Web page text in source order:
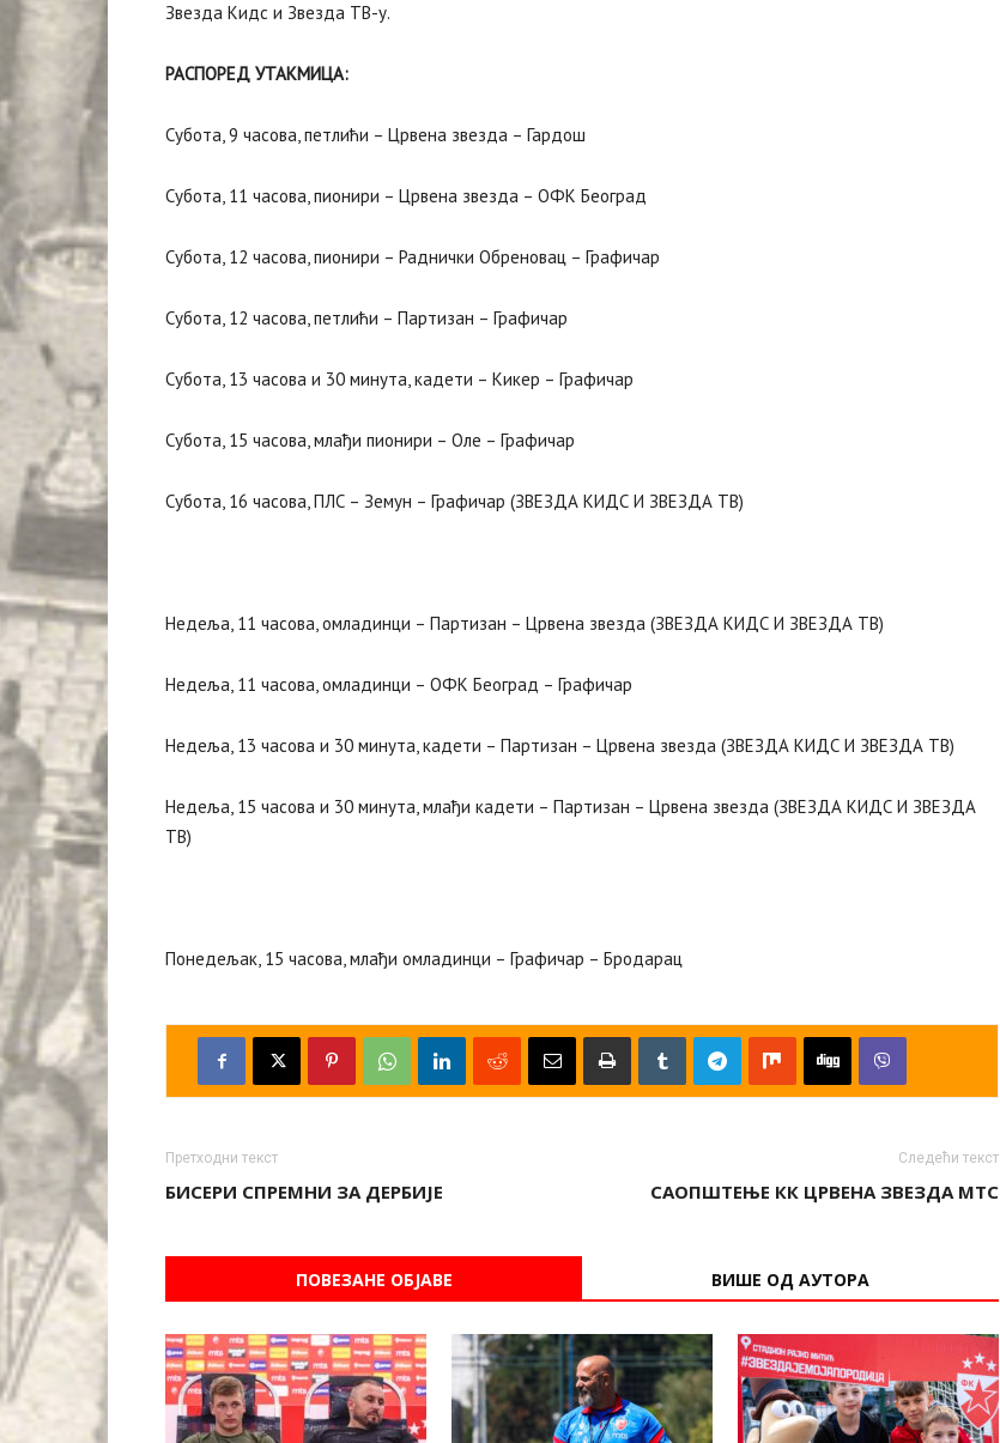
Звезда Кидс и Звезда ТВ-у.
РАСПОРЕД УТАКМИЦА:
Субота, 9 часова, петлићи – Црвена звезда – Гардош
Субота, 11 часова, пионири – Црвена звезда – ОФК Београд
Субота, 12 часова, пионири – Раднички Обреновац – Графичар
Субота, 12 часова, петлићи – Партизан – Графичар
Субота, 13 часова и 30 минута, кадети – Кикер – Графичар
Субота, 15 часова, млађи пионири – Оле – Графичар
Субота, 16 часова, ПЛС – Земун – Графичар (ЗВЕЗДА КИДС И ЗВЕЗДА ТВ)
Недеља, 11 часова, омладинци – Партизан – Црвена звезда (ЗВЕЗДА КИДС И ЗВЕЗДА ТВ)
Недеља, 11 часова, омладинци – ОФК Београд – Графичар
Недеља, 13 часова и 30 минута, кадети – Партизан – Црвена звезда (ЗВЕЗДА КИДС И ЗВЕЗДА ТВ)
Недеља, 15 часова и 30 минута, млађи кадети – Партизан – Црвена звезда (ЗВЕЗДА КИДС И ЗВЕЗДА
ТВ)
Понедељак, 15 часова, млађи омладинци – Графичар – Бродарац
Претходни текст
БИСЕРИ СПРЕМНИ ЗА ДЕРБИЈЕ
Следећи текст
САОПШТЕЊЕ КК ЦРВЕНА ЗВЕЗДА МТС
ПОВЕЗАНЕ ОБЈАВЕ ВИШЕ ОД АУТОРА